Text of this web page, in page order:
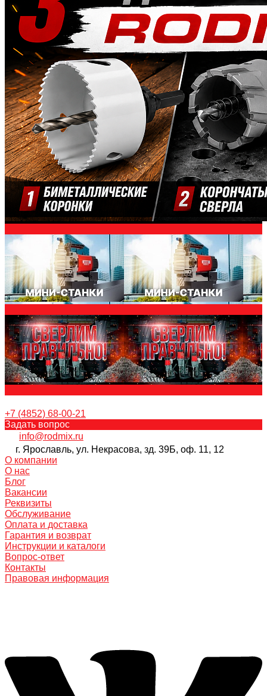
+7 (4852) 68-00-21
Задать вопрос
info@rodmix.ru
г. Ярославль, ул. Некрасова, зд. 39Б, оф. 11, 12
О компании
О нас
Блог
Вакансии
Реквизиты
Обслуживание
Оплата и доставка
Гарантия и возврат
Инструкции и каталоги
Вопрос-ответ
Контакты
Правовая информация